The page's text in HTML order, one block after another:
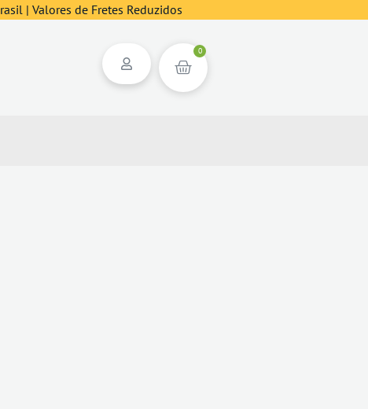
| Valores de Fretes Reduzidos
0